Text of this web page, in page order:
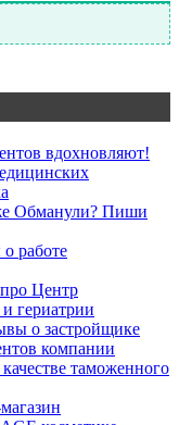
вдохновляют!
Обманули? Пиши
работе
Центр
гериатрии
о застройщике
компании
таможенного